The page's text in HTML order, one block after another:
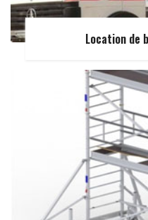
Location de